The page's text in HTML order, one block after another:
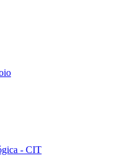
- CIT